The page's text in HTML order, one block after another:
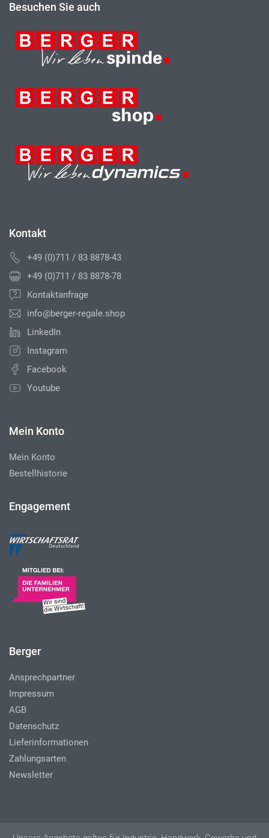
Besuchen Sie auch
Kontakt
+49 (0)711 / 83 8878-43
+49 (0)711 / 83 8878-78
Kontaktanfrage
info@berger-regale.shop
LinkedIn
Instagram
Facebook
Youtube
Mein Konto
Mein Konto
Bestellhistorie
Engagement
Berger
Ansprechpartner
Impressum
AGB
Datenschutz
Lieferinformationen
Zahlungsarten
Newsletter